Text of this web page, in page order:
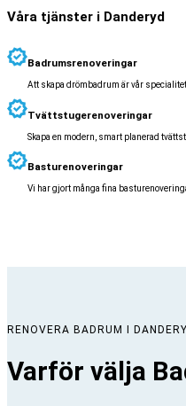
Våra tjänster i Danderyd
Badrumsrenoveringar
Att skapa drömbadrum är vår
Tvättstugerenoveringar
Skapa en modern, smart planerad
Basturenoveringar
Vi har gjort många fina
RENOVERA BADRUM I
Varför välja